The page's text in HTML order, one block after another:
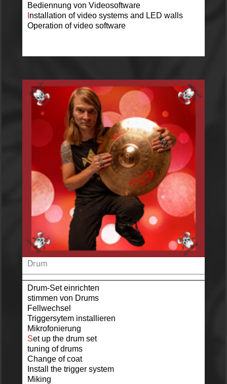
Bediennung von Videosoftware
nstallation of video systems and LED walls
Operation of video software
Drum
Drum-Set einrichten
stimmen von Drums
Fellwechsel
Triggersytem installieren
Mikrofonierung
Set up the drum set
tuning of drums
Change of coat
Install the trigger system
Miking